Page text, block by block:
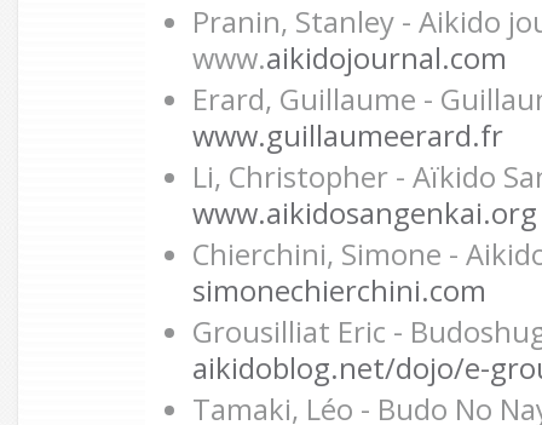
Pranin, Stanley - Aikido
www.aikidojournal.com
Erard, Guillaume -
www.guillaumeerard.fr
Li, Christopher - Aïkido
www.aikidosangenkai.org
Chierchini, Simone -
simonechierchini.com
Grousilliat Eric -
aikidoblog.net/dojo/e-
Tamaki, Léo - Budo No